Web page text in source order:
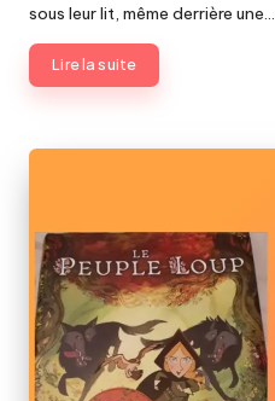
sous leur lit, même derrière une…
Lire la suite